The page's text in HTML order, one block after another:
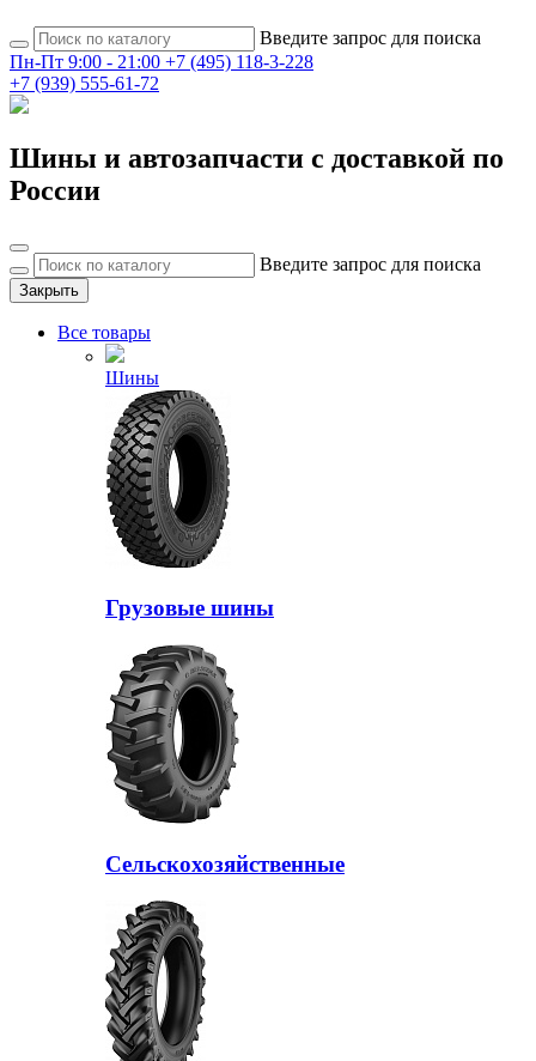
Введите запрос для поиска
Пн-Пт 9:00 - 21:00 +7 (495) 118-3-228
+7 (939) 555-61-72
Шины и автозапчасти с доставкой по
России
Введите запрос для поиска
Закрыть
Все товары
Шины
Грузовые шины
Сельскохозяйственные